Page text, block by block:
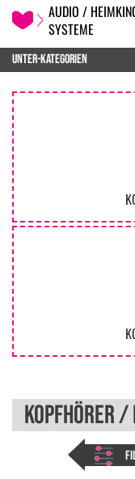
AUDIO /
SYSTEME
UNTER-KATEGORIEN